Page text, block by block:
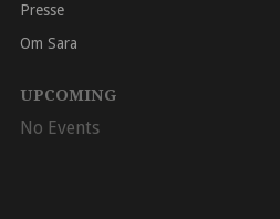
Presse
Om Sara
UPCOMING
No Events